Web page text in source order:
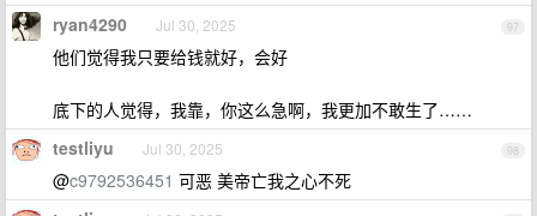
97
ryan4290 Jul 30, 2025
他们觉得我只要给钱就好，会好
底下的人觉得，我靠，你这么急啊，我更加不敢生了……
98
testliyu Jul 30, 2025
@c9792536451 可恶 美帝亡我之心不死